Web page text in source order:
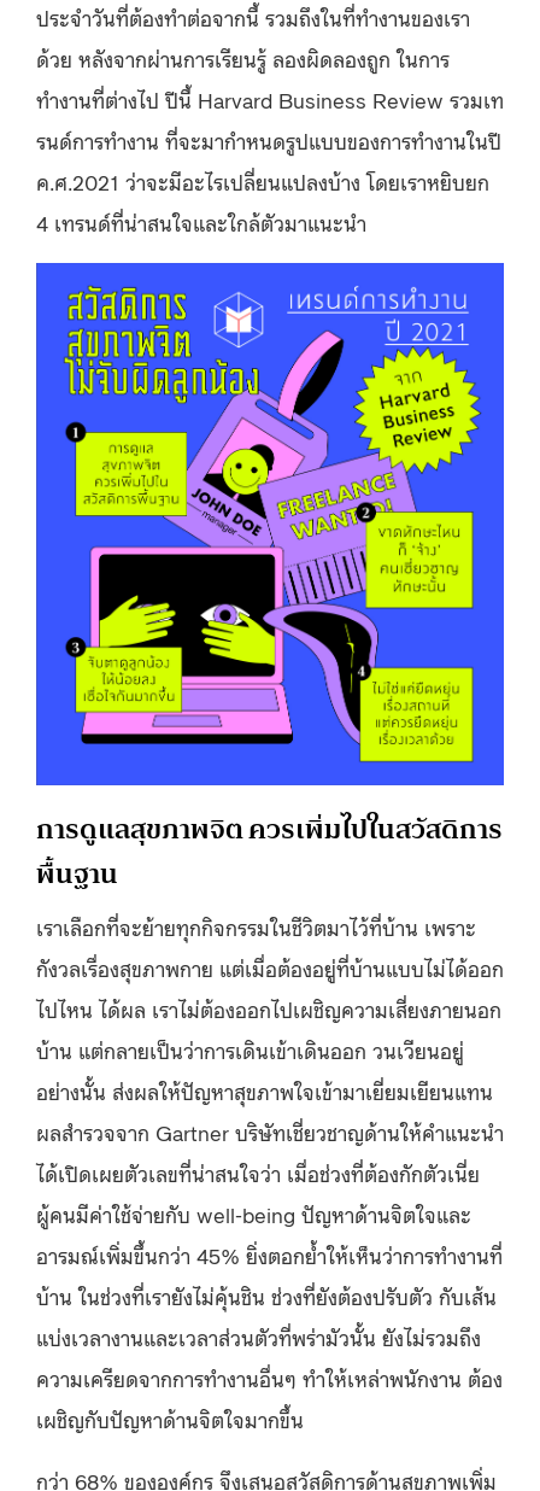
ประจำวันที่ต้องทำต่อจากนี้ รวมถึงในที่ทำงานของเรา
ด้วย หลังจากผ่านการเรียนรู้ ลองผิดลองถูก ในการ
ทำงานที่ต่างไป ปีนี้ Harvard Business Review รวมเท
รนด์การทำงาน ที่จะมากำหนดรูปแบบของการทำงานในปี
ค.ศ.2021 ว่าจะมีอะไรเปลี่ยนแปลงบ้าง โดยเราหยิบยก
4 เทรนด์ที่น่าสนใจและใกล้ตัวมาแนะนำ
การดูแลสุขภาพจิต ควรเพิ่มไปในสวัสดิการ
พื้นฐาน
เราเลือกที่จะย้ายทุกกิจกรรมในชีวิตมาไว้ที่บ้าน เพราะ
กังวลเรื่องสุขภาพกาย แต่เมื่อต้องอยู่ที่บ้านแบบไม่ได้ออก
ไปไหน ได้ผล เราไม่ต้องออกไปเผชิญความเสี่ยงภายนอก
บ้าน แต่กลายเป็นว่าการเดินเข้าเดินออก วนเวียนอยู่
อย่างนั้น ส่งผลให้ปัญหาสุขภาพใจเข้ามาเยี่ยมเยียนแทน
ผลสำรวจจาก Gartner บริษัทเชี่ยวชาญด้านให้คำแนะนำ
ได้เปิดเผยตัวเลขที่น่าสนใจว่า เมื่อช่วงที่ต้องกักตัวเนี่ย
ผู้คนมีค่าใช้จ่ายกับ well-being ปัญหาด้านจิตใจและ
อารมณ์เพิ่มขึ้นกว่า 45% ยิ่งตอกย้ำให้เห็นว่าการทำงานที่
บ้าน ในช่วงที่เรายังไม่คุ้นชิน ช่วงที่ยังต้องปรับตัว กับเส้น
แบ่งเวลางานและเวลาส่วนตัวที่พร่ามัวนั้น ยังไม่รวมถึง
ความเครียดจากการทำงานอื่นๆ ทำให้เหล่าพนักงาน ต้อง
เผชิญกับปัญหาด้านจิตใจมากขึ้น
กว่า 68% ขององค์กร จึงเสนอสวัสดิการด้านสุขภาพเพิ่ม